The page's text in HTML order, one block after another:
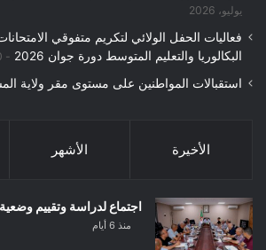
يوليو، 2026
فعاليات الحفل الولائي لتكريم متفوقي
البكالوريا والتعليم المتوسط دورة جوان 2026
استقبالات المواطنين على مستوى مقر ولاية
الأخيرة الأشهر
اجتماع لدراسة وتقييم
منذ 6 أيام